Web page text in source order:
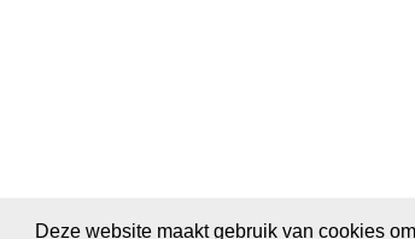
Deze website maakt gebruik van cookies